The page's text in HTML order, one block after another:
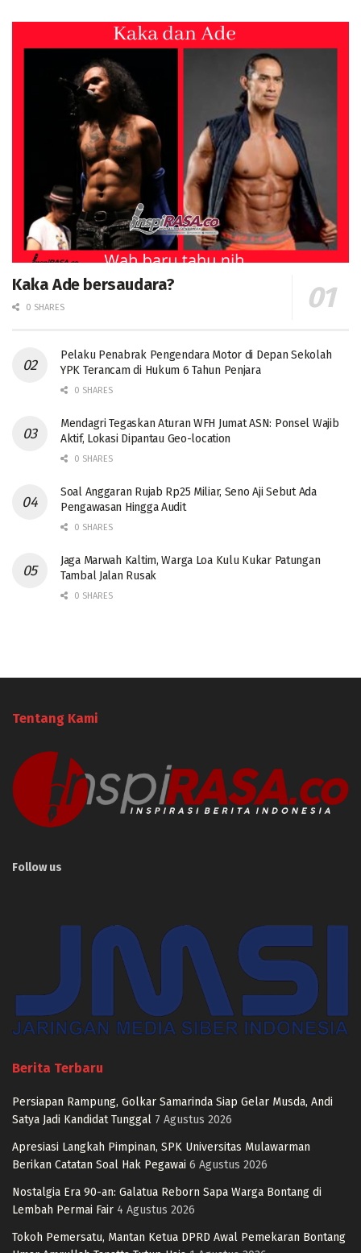
Kaka Ade bersaudara?
0 SHARES
Pelaku Penabrak Pengendara Motor di Depan Sekolah
YPK Terancam di Hukum 6 Tahun Penjara
0 SHARES
Mendagri Tegaskan Aturan WFH Jumat ASN: Ponsel Wajib
Aktif, Lokasi Dipantau Geo-location
0 SHARES
Soal Anggaran Rujab Rp25 Miliar, Seno Aji Sebut Ada
Pengawasan Hingga Audit
0 SHARES
Jaga Marwah Kaltim, Warga Loa Kulu Kukar Patungan
Tambal Jalan Rusak
0 SHARES
Tentang Kami
Follow us
Berita Terbaru
Persiapan Rampung, Golkar Samarinda Siap Gelar Musda, Andi
Satya Jadi Kandidat Tunggal 7 Agustus 2026
Apresiasi Langkah Pimpinan, SPK Universitas Mulawarman
Berikan Catatan Soal Hak Pegawai 6 Agustus 2026
Nostalgia Era 90-an: Galatua Reborn Sapa Warga Bontang di
Lembah Permai Fair 4 Agustus 2026
Tokoh Pemersatu, Mantan Ketua DPRD Awal Pemekaran Bontang